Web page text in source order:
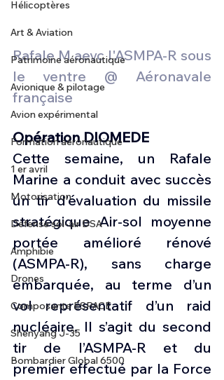
Hélicoptères
Art & Aviation
Patrimoine aéronautique
Avionique & pilotage
Avion expérimental
Formation aéronautique
1 er avril
Motorisation
Défense sol-air DSA
Amphibie
Drones
Composante ESPACE
Shenyang J-35
Bombardier Global 6500
Rafale M aevc l'ASMPA-R sous
le ventre @ Aéronavale
française
Opération DIOMEDE
Cette semaine, un Rafale
Marine a conduit avec succès
un tir d’évaluation du missile
stratégique Air-sol moyenne
portée amélioré rénové
(ASMPA-R), sans charge
embarquée, au terme d’un
vol représentatif d’un raid
nucléaire. Il s’agit du second
tir de l’ASMPA-R et du
premier effectué par la Force